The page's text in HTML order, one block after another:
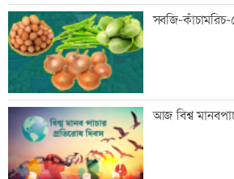
ঢাকার
কর্মপরিকল্পনার
গণভোটের রায়
ঘোষণা
সবজি-
আজ বিশ্ব